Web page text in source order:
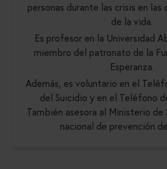
personas durante las crisis en
de la vida.
Es profesor en la Universidad
miembro del patronato de la
Esperanza.
Además, es voluntario en el
del Suicidio y en el Teléfono
También asesora al Ministerio de
nacional de prevención